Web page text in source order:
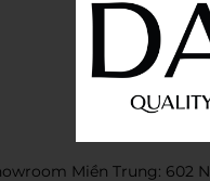
Miền Trung: 602